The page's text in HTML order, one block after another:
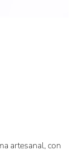
artesanal, con